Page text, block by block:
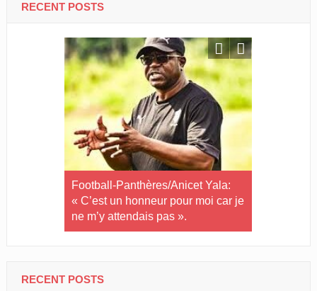
RECENT POSTS
Football-Panthères/Anicet Yala:
« C’est un honneur pour moi car je
ne m’y attendais pas ».
RECENT POSTS